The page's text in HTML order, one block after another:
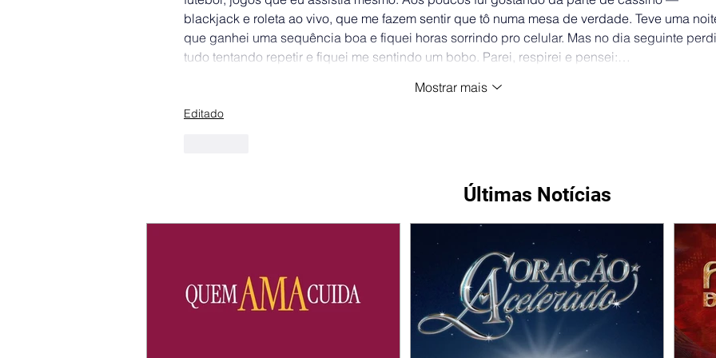
blackjack e roleta ao vivo, que me fazem sentir que tô numa mesa de verdade. Teve uma
que ganhei uma sequência boa e fiquei horas sorrindo pro celular. Mas no dia seguinte
tudo tentando repetir e fiquei me sentindo um bobo. Parei, respirei e pensei:…
Mostrar mais
Editado
Últimas Notícias